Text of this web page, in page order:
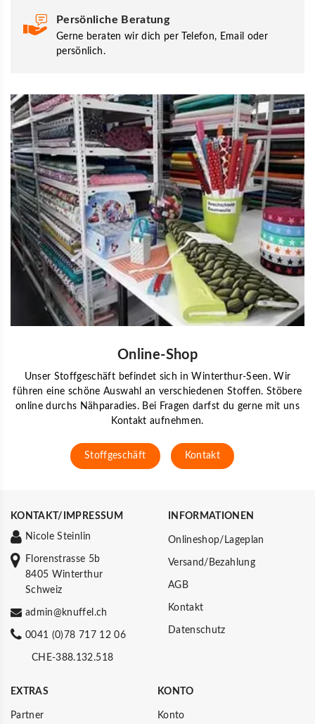
Persönliche Beratung
Gerne beraten wir dich per Telefon, Email oder
persönlich.
Online-Shop
Unser Stoffgeschäft befindet sich in Winterthur-Seen. Wir
führen eine schöne Auswahl an verschiedenen Stoffen. Stöbere
online durchs Nähparadies. Bei Fragen darfst du gerne mit uns
Kontakt aufnehmen.
Stoffgeschäft Kontakt
KONTAKT/IMPRESSUM
Nicole Steinlin
Florenstrasse 5b
8405 Winterthur
Schweiz
admin@knuffel.ch
0041 (0)78 717 12 06
CHE-388.132.518
INFORMATIONEN
Onlineshop/Lageplan
Versand/Bezahlung
AGB
Kontakt
Datenschutz
EXTRAS
Partner
KONTO
Konto